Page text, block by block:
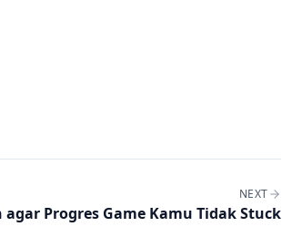
NEXT
agar Progres Game Kamu Tidak Stuck